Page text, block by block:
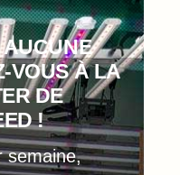
VOUS À LA
DE
!
semaine,